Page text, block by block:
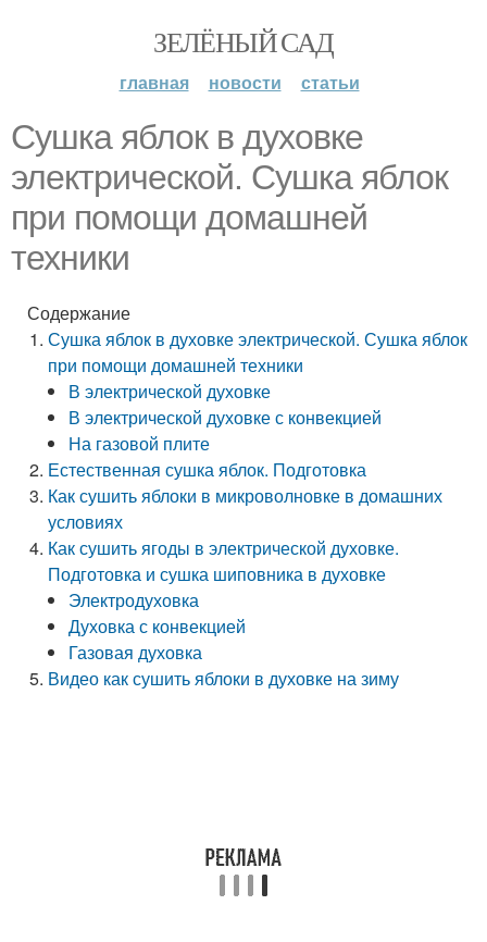
ЗЕЛЁНЫЙ САД
главная новости статьи
Сушка яблок в духовке
электрической. Сушка яблок
при помощи домашней
техники
Содержание
Сушка яблок в духовке электрической. Сушка яблок
при помощи домашней техники
В электрической духовке
В электрической духовке с конвекцией
На газовой плите
Естественная сушка яблок. Подготовка
Как сушить яблоки в микроволновке в домашних
условиях
Как сушить ягоды в электрической духовке.
Подготовка и сушка шиповника в духовке
Электродуховка
Духовка с конвекцией
Газовая духовка
Видео как сушить яблоки в духовке на зиму